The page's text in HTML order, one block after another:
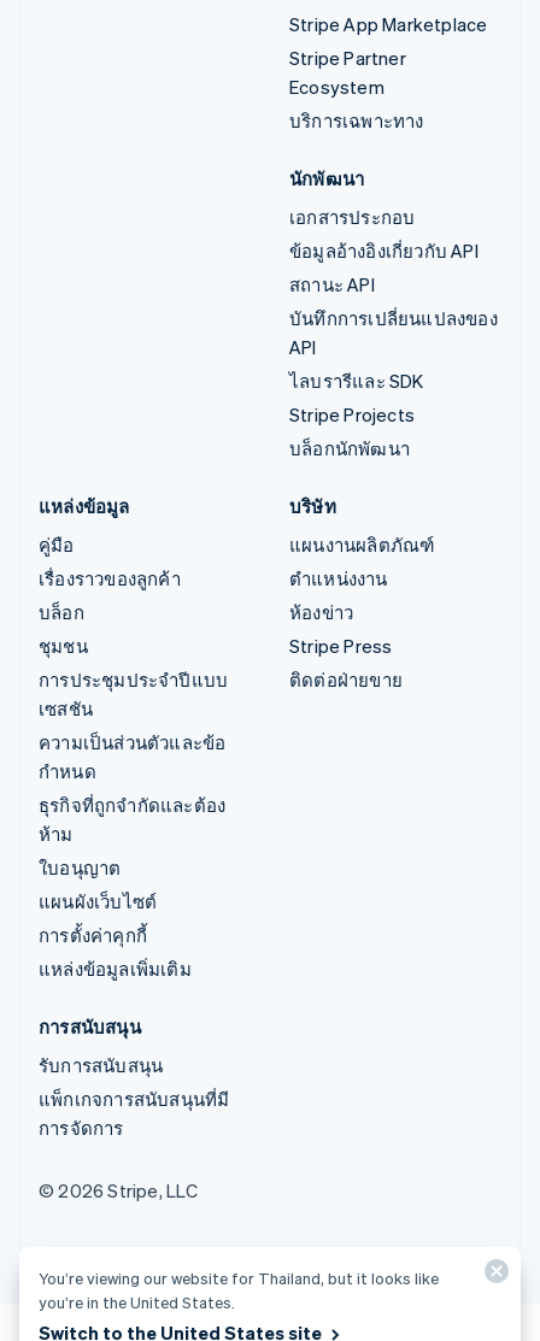
Stripe App Marketplace
Stripe Partner
Ecosystem
บริการเฉพาะทาง
นักพัฒนา
เอกสารประกอบ
ข้อมูลอ้างอิงเกี่ยวกับ API
สถานะ API
บันทึกการเปลี่ยนแปลงของ
API
ไลบรารีและ SDK
Stripe Projects
บล็อกนักพัฒนา
แหล่งข้อมูล
คู่มือ
เรื่องราวของลูกค้า
บล็อก
ชุมชน
การประชุมประจำปีแบบ
เซสชัน
ความเป็นส่วนตัวและข้อ
กำหนด
ธุรกิจที่ถูกจำกัดและต้อง
ห้าม
ใบอนุญาต
แผนผังเว็บไซต์
การตั้งค่าคุกกี้
แหล่งข้อมูลเพิ่มเติม
บริษัท
แผนงานผลิตภัณฑ์
ตำแหน่งงาน
ห้องข่าว
Stripe Press
ติดต่อฝ่ายขาย
การสนับสนุน
รับการสนับสนุน
แพ็กเกจการสนับสนุนที่มี
การจัดการ
© 2026 Stripe, LLC
You’re viewing our website for Thailand, but it looks like
you’re in the United States.
Switch to the United States site